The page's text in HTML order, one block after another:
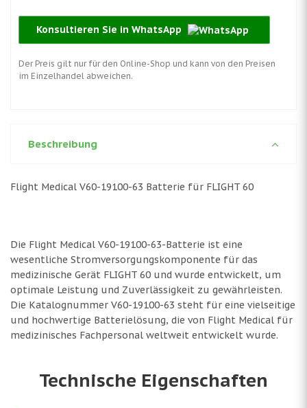
Konsultieren Sie in WhatsApp
Der Preis gilt nur für den Online-Shop und kann von den Preisen
im Einzelhandel abweichen.
Beschreibung
Flight Medical V60-19100-63 Batterie für FLIGHT 60
Die Flight Medical V60-19100-63-Batterie ist eine
wesentliche Stromversorgungskomponente für das
medizinische Gerät FLIGHT 60 und wurde entwickelt, um
optimale Leistung und Zuverlässigkeit zu gewährleisten.
Die Katalognummer V60-19100-63 steht für eine vielseitige
und hochwertige Batterielösung, die von Flight Medical für
medizinisches Fachpersonal weltweit entwickelt wurde.
Technische Eigenschaften